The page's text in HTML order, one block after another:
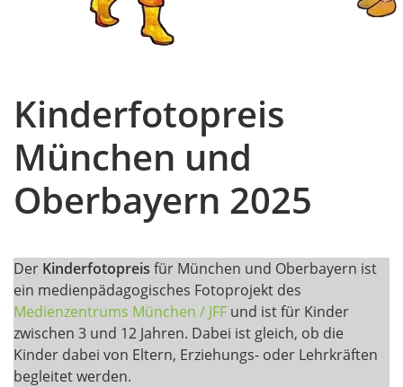
Kinderfotopreis
München und
Oberbayern 2025
Der Kinderfotopreis für München und Oberbayern ist
ein medienpädagogisches Fotoprojekt des
Medienzentrums München / JFF und ist für Kinder
zwischen 3 und 12 Jahren. Dabei ist gleich, ob die
Kinder dabei von Eltern, Erziehungs- oder Lehrkräften
begleitet werden.